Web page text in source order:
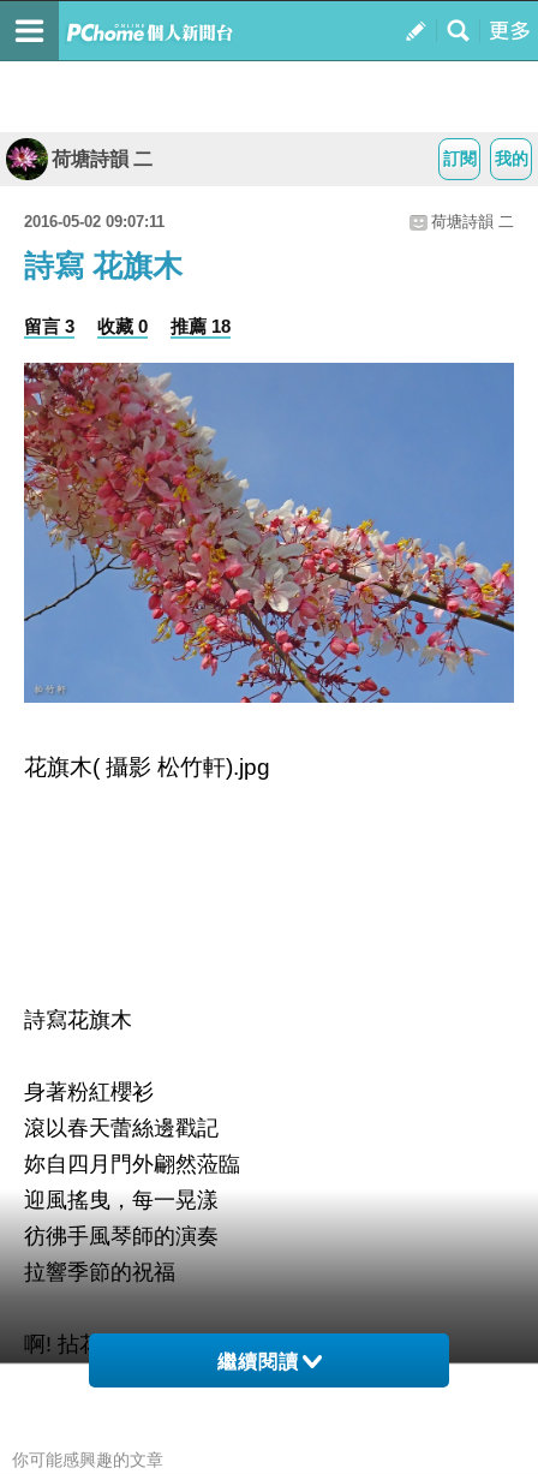
我的
訂閱
荷塘詩韻 二
2016-05-02 09:07:11 荷塘詩韻 二
詩寫 花旗木
留言 3 收藏 0 推薦 18
花旗木( 攝影 松竹軒).jpg
詩寫花旗木
身著粉紅櫻衫
滾以春天蕾絲邊戳記
妳自四月門外翩然蒞臨
迎風搖曳，每一晃漾
彷彿手風琴師的演奏
拉響季節的祝福
啊! 拈花微笑
原來美的鑑賞無疆界
展現風采，本質如是熱情
繼續閱讀
你可能感興趣的文章